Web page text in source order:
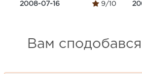
2008-07-16 9/10
Вам